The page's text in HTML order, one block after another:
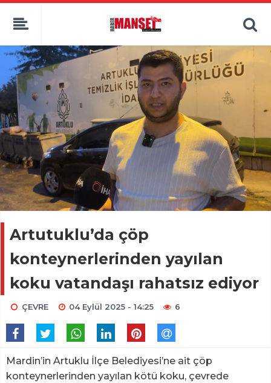
Artutuklu’da çöp
konteynerlerinden yayılan
koku vatandaşı rahatsız ediyor
ÇEVRE 04 Eylül 2025 - 14:25 6
Mardin’in Artuklu İlçe Belediyesi’ne ait çöp
konteynerlerinden yayılan kötü koku, çevrede